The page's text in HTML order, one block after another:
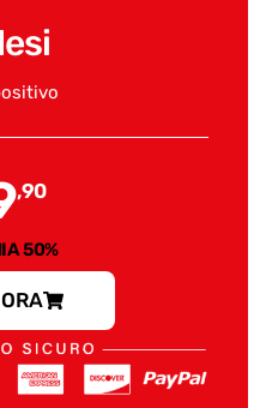
,90
50%